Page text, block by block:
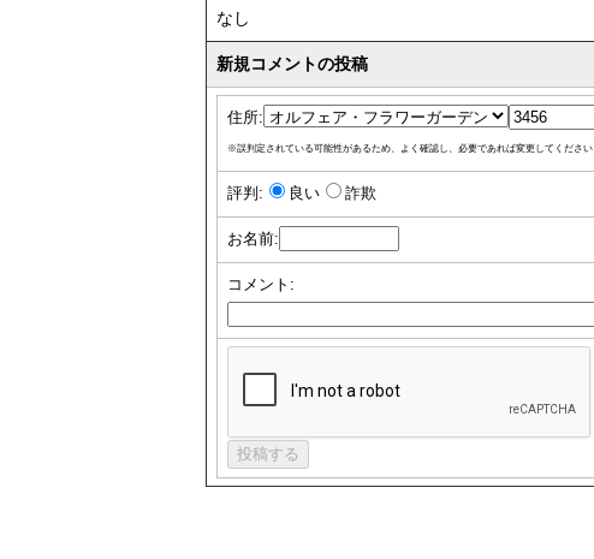
なし
新規コメントの投稿
住所:
※誤判定されている可能性があるため、よく確認し、必要であれば変更してください
評判: 良い 詐欺
お名前:
コメント: